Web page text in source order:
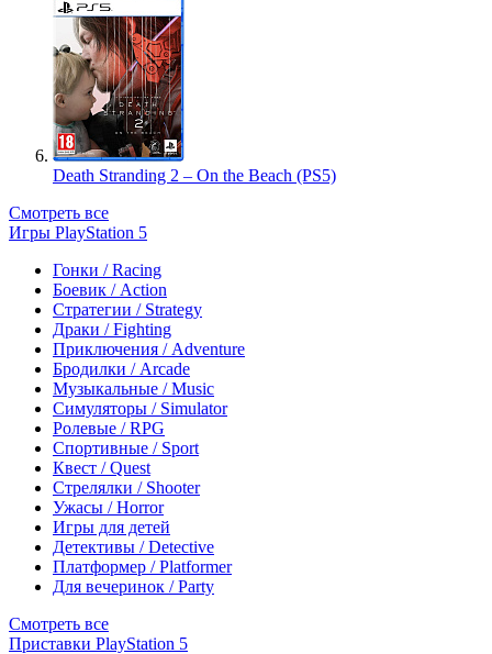
Death Stranding 2 – On the Beach (PS5)
Смотреть все
Игры PlayStation 5
Гонки / Racing
Боевик / Action
Стратегии / Strategy
Драки / Fighting
Приключения / Adventure
Бродилки / Arcade
Музыкальные / Music
Симуляторы / Simulator
Ролевые / RPG
Спортивные / Sport
Квест / Quest
Стрелялки / Shooter
Ужасы / Horror
Игры для детей
Детективы / Detective
Платформер / Platformer
Для вечеринок / Party
Смотреть все
Приставки PlayStation 5